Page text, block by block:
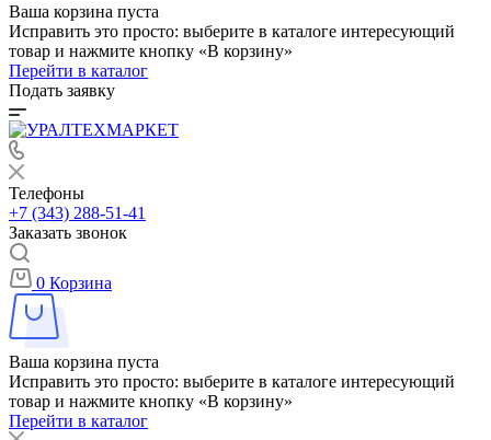
Ваша корзина пуста
Исправить это просто: выберите в каталоге интересующий
товар и нажмите кнопку «В корзину»
Перейти в каталог
Подать заявку
Телефоны
+7 (343) 288-51-41
Заказать звонок
0 Корзина
Ваша корзина пуста
Исправить это просто: выберите в каталоге интересующий
товар и нажмите кнопку «В корзину»
Перейти в каталог